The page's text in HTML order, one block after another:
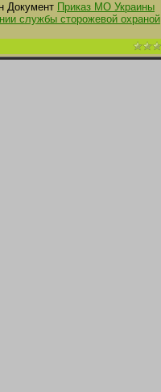
Документ Приказ МО Украины
службы сторожевой охраной